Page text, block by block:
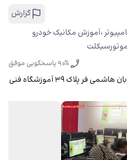
گزارش
،آموزش مکانیک خودرو
90% پاسخگویی موفق
تهران پایین تر از چهارراه ولیعصر به سمت جمهوری خیابان هاشمی فر پلاک 39 آموزشگاه فنی